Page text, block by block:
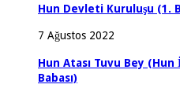
Hun Devleti Kuruluşu (1.
7 Ağustos 2022
Hun Atası Tuvu Bey
Babası)